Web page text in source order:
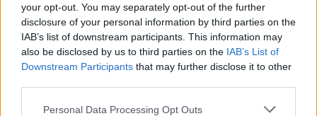
your opt-out. You may separately opt-out of the further
disclosure of your personal information by third parties on the
IAB’s list of downstream participants. This information may
also be disclosed by us to third parties on the IAB’s List of
Downstream Participants that may further disclose it to other
Please note that this website/app uses one or more Google
Personal Data Processing Opt Outs